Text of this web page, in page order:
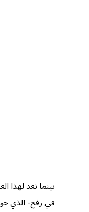
بينما نعد لهذا
في رفح- الذي